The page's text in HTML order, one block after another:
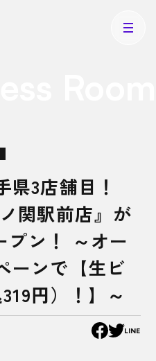
県3店舗目！
関駅前店』が
プン！ ～オー
ーンで【生ビ
円）！】～
LINE